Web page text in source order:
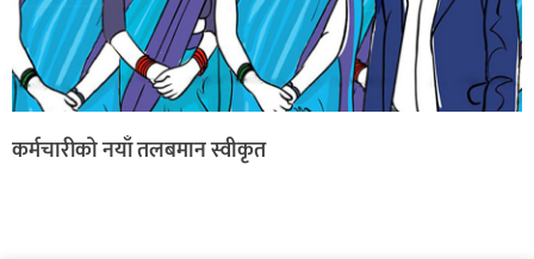
कर्मचारीको नयाँ तलबमान स्वीकृत